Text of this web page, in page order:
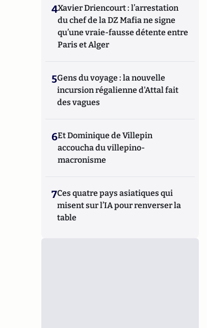
4Xavier Driencourt : l’arrestation
du chef de la DZ Mafia ne signe
qu’une vraie-fausse détente entre
Paris et Alger
5Gens du voyage : la nouvelle
incursion régalienne d'Attal fait
des vagues
6Et Dominique de Villepin
accoucha du villepino-
macronisme
7Ces quatre pays asiatiques qui
misent sur l’IA pour renverser la
table